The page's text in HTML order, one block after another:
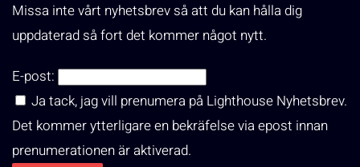
Missa inte vårt nyhetsbrev så att du kan hålla dig
uppdaterad så fort det kommer något nytt.
E-post:
Ja tack, jag vill prenumera på Lighthouse Nyhetsbrev.
Det kommer ytterligare en bekräfelse via epost innan
prenumerationen är aktiverad.